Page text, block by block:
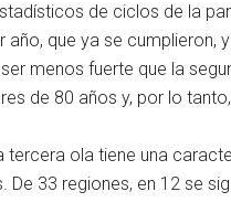
de ciclos de la
año, que ya se cumplieron,
menos fuerte que la
de 80 años y, por lo
tercera ola tiene una
De 33 regiones, en 12 se